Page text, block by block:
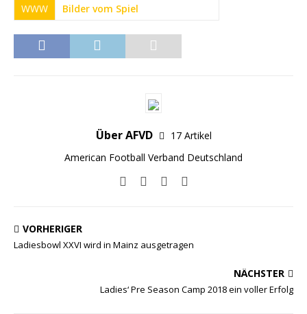
WWW Bilder vom Spiel
Über AFVD
17 Artikel
American Football Verband Deutschland
VORHERIGER
Ladiesbowl XXVI wird in Mainz ausgetragen
NÄCHSTER
Ladies‘ Pre Season Camp 2018 ein voller Erfolg